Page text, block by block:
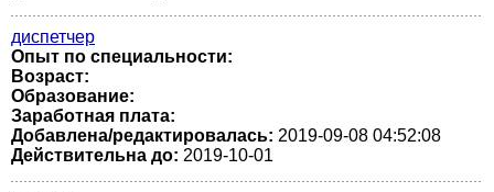
диспетчер
Опыт по специальности:
Возраст:
Образование:
Заработная плата:
Добавлена/редактировалась: 2019-09-08 04:52:08
Действительна до: 2019-10-01